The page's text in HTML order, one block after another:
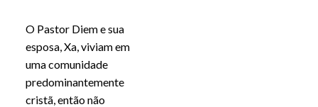
O Pastor Diem e sua
esposa, Xa, viviam em
uma comunidade
predominantemente
cristã, então não